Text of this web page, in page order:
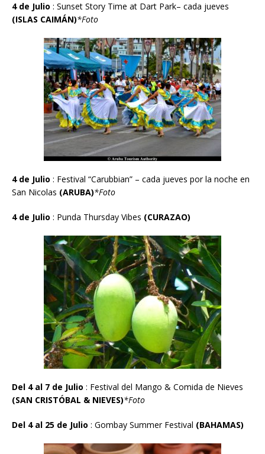
4 de Julio : Sunset Story Time at Dart Park– cada jueves
(ISLAS CAIMÁN)*Foto
4 de Julio : Festival “Carubbian” – cada jueves por la noche en
San Nicolas (ARUBA)*Foto
4 de Julio : Punda Thursday Vibes (CURAZAO)
Del 4 al 7 de Julio : Festival del Mango & Comida de Nieves
(SAN CRISTÓBAL & NIEVES)*Foto
Del 4 al 25 de Julio : Gombay Summer Festival (BAHAMAS)